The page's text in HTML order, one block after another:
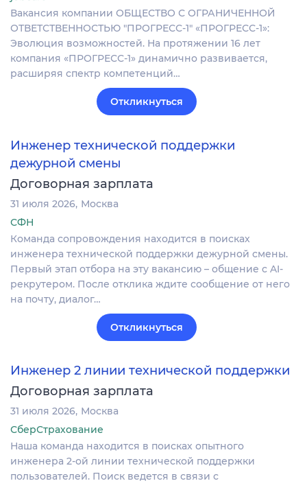
Вакансия компании ОБЩЕСТВО С ОГРАНИЧЕННОЙ
ОТВЕТСТВЕННОСТЬЮ "ПРОГРЕСС-1" «ПРОГРЕСС-1»:
Эволюция возможностей. На протяжении 16 лет
компания «ПРОГРЕСС-1» динамично развивается,
расширяя спектр компетенций…
Откликнуться
Инженер технической поддержки
дежурной смены
Договорная зарплата
31 июля 2026 Москва
СФН
Команда сопровождения находится в поисках
инженера технической поддержки дежурной смены.
Первый этап отбора на эту вакансию – общение с AI-
рекрутером. После отклика ждите сообщение от него
на почту, диалог…
Откликнуться
Инженер 2 линии технической поддержки
Договорная зарплата
31 июля 2026 Москва
СберСтрахование
Наша команда находится в поисках опытного
инженера 2-ой линии технической поддержки
пользователей. Поиск ведется в связи с